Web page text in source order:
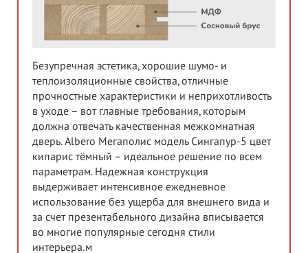
Безупречная эстетика, хорошие шумо- и
теплоизоляционные свойства, отличные
прочностные характеристики и неприхотливость
в уходе – вот главные требования, которым
должна отвечать качественная межкомнатная
дверь. Albero Мегаполис модель Сингапур-5 цвет
кипарис тёмный – идеальное решение по всем
параметрам. Надежная конструкция
выдерживает интенсивное ежедневное
использование без ущерба для внешнего вида и
за счет презентабельного дизайна вписывается
во многие популярные сегодня стили
интерьера.м